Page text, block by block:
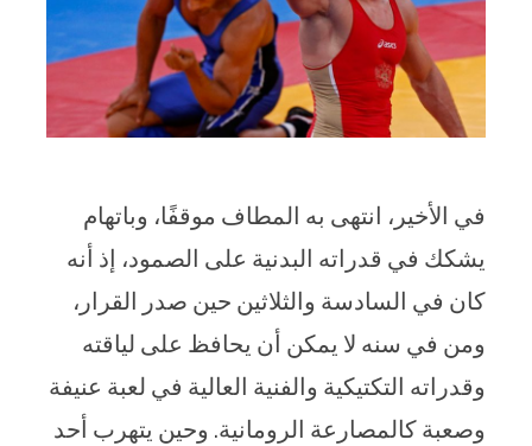
في الأخير، انتهى به المطاف موقفًا، وباتهام
يشكك في قدراته البدنية على الصمود، إذ أنه
كان في السادسة والثلاثين حين صدر القرار،
ومن في سنه لا يمكن أن يحافظ على لياقته
وقدراته التكتيكية والفنية العالية في لعبة عنيفة
وصعبة كالمصارعة الرومانية. وحين يتهرب أحد